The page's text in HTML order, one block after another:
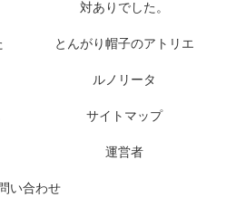
対ありでした。
とんがり帽子のアトリエ
ルノリータ
サイトマップ
運営者
い合わせ